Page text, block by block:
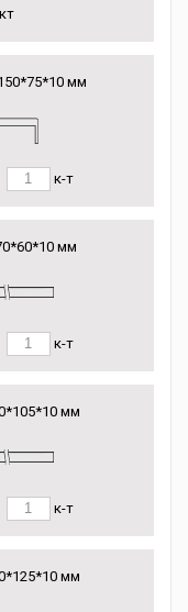
мм
к-т
мм
к-т
мм
к-т
мм